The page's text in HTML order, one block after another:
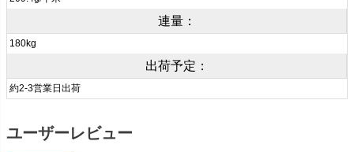
連量：
180kg
出荷予定：
約2-3営業日出荷
ユーザーレビュー